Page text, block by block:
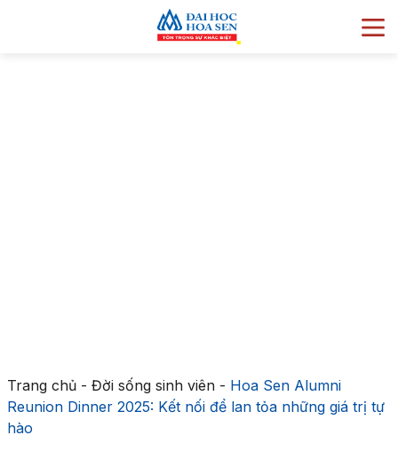
Trang chủ- Đời sống sinh viên- Hoa Sen Alumni
Reunion Dinner 2025: Kết nối để lan tỏa những giá trị tự
hào